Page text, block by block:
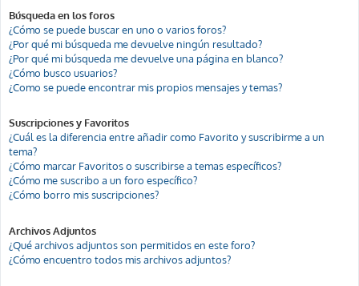
Búsqueda en los foros
¿Cómo se puede buscar en uno o varios foros?
¿Por qué mi búsqueda me devuelve ningún resultado?
¿Por qué mi búsqueda me devuelve una página en blanco?
¿Cómo busco usuarios?
¿Como se puede encontrar mis propios mensajes y temas?
Suscripciones y Favoritos
¿Cuál es la diferencia entre añadir como Favorito y suscribirme a un
tema?
¿Cómo marcar Favoritos o suscribirse a temas específicos?
¿Cómo me suscribo a un foro específico?
¿Cómo borro mis suscripciones?
Archivos Adjuntos
¿Qué archivos adjuntos son permitidos en este foro?
¿Cómo encuentro todos mis archivos adjuntos?